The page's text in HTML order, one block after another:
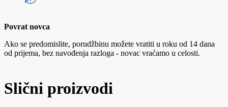
Povrat novca
Ako se predomislite, porudžbinu možete vratiti u roku od 14 dana
od prijema, bez navođenja razloga - novac vraćamo u celosti.
Slični proizvodi